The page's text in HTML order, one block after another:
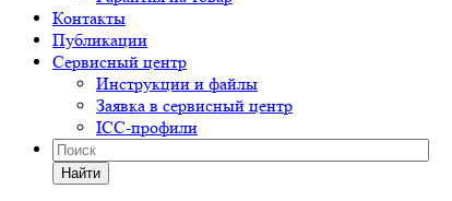
Контакты
Публикации
Сервисный центр
Инструкции и файлы
Заявка в сервисный центр
ICC-профили
Найти